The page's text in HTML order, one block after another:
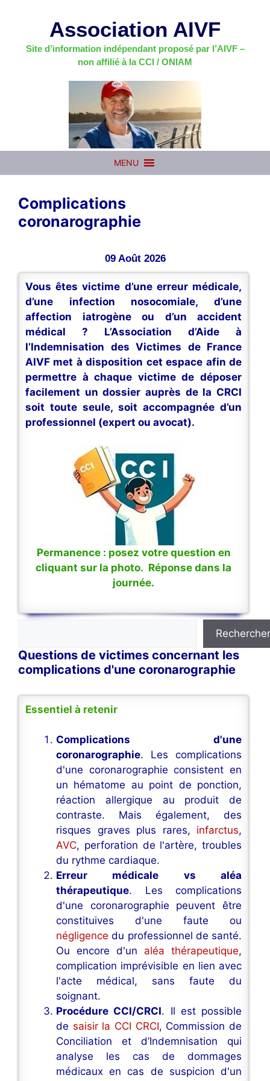
Association AIVF
Site d’information indépendant proposé par l’AIVF –
non affilié à la CCI / ONIAM
MENU
Complications
coronarographie
09 Août 2026
Vous êtes victime d’une erreur médicale,
d’une infection nosocomiale, d’une
affection iatrogène ou d’un accident
médical ? L’Association d’Aide à
l’Indemnisation des Victimes de France
AIVF met à disposition cet espace afin de
permettre à chaque victime de déposer
facilement un dossier auprès de la CRCI
soit toute seule, soit accompagnée d’un
professionnel (expert ou avocat).
Permanence : posez votre question en
cliquant sur la photo. Réponse dans la
journée.
Rechercher
Questions de victimes concernant les
complications d'une coronarographie
Essentiel à retenir
Complications d'une
coronarographie. Les complications
d'une coronarographie consistent en
un hématome au point de ponction,
réaction allergique au produit de
contraste. Mais également, des
risques graves plus rares, infarctus,
AVC, perforation de l'artère, troubles
du rythme cardiaque.
Erreur médicale vs aléa
thérapeutique. Les complications
d'une coronarographie peuvent être
constituives d'une faute ou
négligencedu professionnel de santé.
Ou encore d'un aléa thérapeutique,
complication imprévisible en lien avec
l'acte médical, sans faute du
soignant.
Procédure CCI/CRCI. Il est possible
de saisir la CCI CRCI, Commission de
Conciliation et d’Indemnisation qui
analyse les cas de dommages
médicaux en cas de suspicion d'un